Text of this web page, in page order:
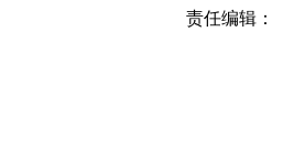
责任编辑：